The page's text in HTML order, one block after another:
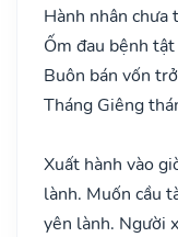
Hành nhân chưa
Ốm đau bệnh
Buôn bán vốn
Tháng Giêng
Xuất hành vào
lành. Muốn cầu
yên lành. Người